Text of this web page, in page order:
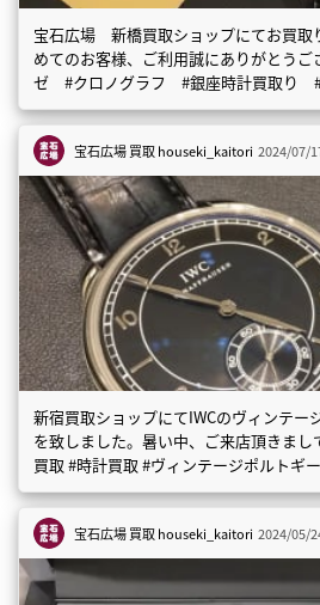
宝石広場 新橋買取ショップにてお買
めてのお客様、ご利用誠にありがとう
ゼ #クロノグラフ #銀座時計買取り
宝石広場 買取houseki_kaitori 2024/07/
新宿買取ショップにてIWCのヴィンテー
を致しました。暑い中、ご来店頂きまし
買取 #時計買取 #ヴィンテージポルトギ
宝石広場 買取houseki_kaitori 2024/05/